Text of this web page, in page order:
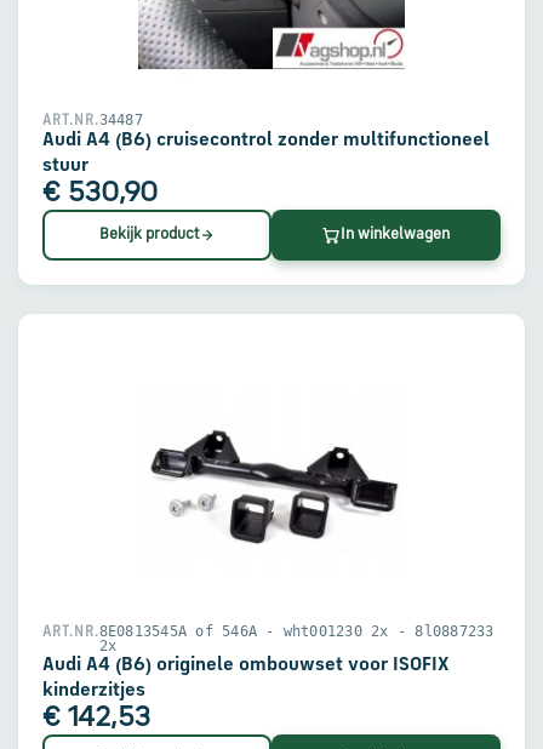
ART.NR.34487
Audi A4 (B6) cruisecontrol zonder multifunctioneel
stuur
€ 530,90
Bekijk product In winkelwagen
ART.NR.8E0813545A of 546A - wht001230 2x - 8l0887233
2x
Audi A4 (B6) originele ombouwset voor ISOFIX
kinderzitjes
€ 142,53